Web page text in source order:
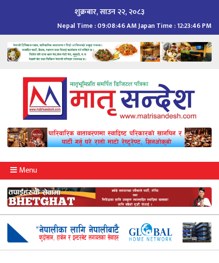
शुक्रबार, साउन २२, २०८३
Nepal Time :09:08:47 AMJapan Time :12:23:47 PM
Menu